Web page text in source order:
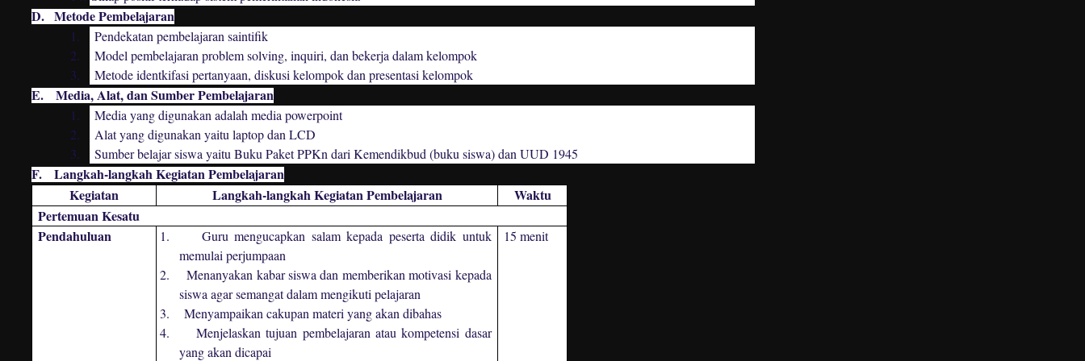
D. Metode Pembelajaran
1.
Pendekatan pembelajaran saintifik
2.
Model pembelajaran problem solving, inquiri, dan bekerja dalam kelompok
3.
Metode identkifasi pertanyaan, diskusi kelompok dan presentasi kelompok
E. Media, Alat, dan Sumber Pembelajaran
1.
Media yang digunakan adalah media powerpoint
2.
Alat yang digunakan yaitu laptop dan LCD
3.
Sumber belajar siswa yaitu Buku Paket PPKn dari Kemendikbud (buku siswa) dan UUD 1945
F.
Langkah-langkah Kegiatan Pembelajaran
Kegiatan
Langkah-langkah Kegiatan Pembelajaran
Waktu
Pertemuan Kesatu
Pendahuluan
1.
Guru mengucapkan salam kepada peserta didik untuk
memulai perjumpaan
2.
Menanyakan kabar siswa dan memberikan motivasi kepada
siswa agar semangat dalam mengikuti pelajaran
3.
Menyampaikan cakupan materi yang akan dibahas
4.
Menjelaskan tujuan pembelajaran atau kompetensi dasar
yang akan dicapai
15 menit